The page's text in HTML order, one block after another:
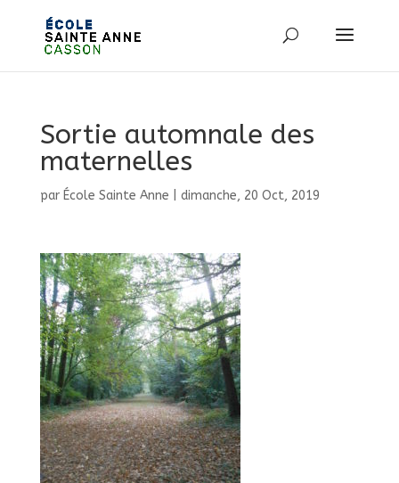
Sortie automnale des
maternelles
par École Sainte Anne dimanche, 20 Oct, 2019